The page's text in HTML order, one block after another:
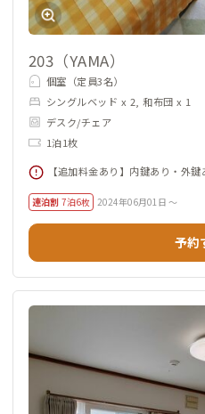
203（YAMA）
個室（定員3名）
シングルベッド x 2, 和布団 x 1
デスク/チェア
1泊1枚
【追加料金あり】内鍵あり・外
連泊割 7泊6枚 2024年06月01日 ～
予約